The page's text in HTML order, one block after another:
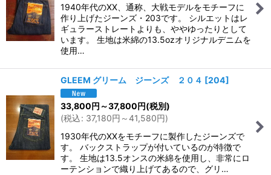
1940年代のXX、通称、大戦モデルをモチーフに
作り上げたジーンズ・203です。 シルエットはレ
ギュラーストレートよりも、ややゆったりとして
います。 生地は米綿の13.5ozオリジナルデニムを
使用…
GLEEM グリーム ジーンズ ２０４ [204]
33,800円 ～37,800円(税別)
(税込: 37,180円 ～41,580円)
1930年代のXXをモチーフに製作したジーンズで
す。 バックストラップが付いているのが特徴で
す。 生地は13.5オンスの米綿を使用し、非常にロ
ーテンションで織り上げてあるので、グリ…